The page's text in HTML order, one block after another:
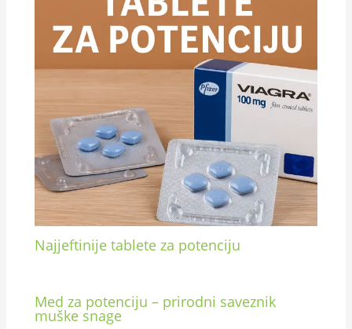
Najjeftinije tablete za potenciju
Med za potenciju – prirodni saveznik
muške snage